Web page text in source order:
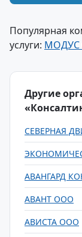
Популярная
услуги: МОДУС
Другие
СЕВЕРНАЯ
АВАНГАРД
АВАНТ ООО
АВИСТА ООО